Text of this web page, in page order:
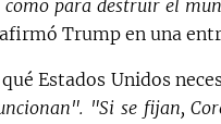
para destruir el
Trump en una
Estados Unidos
"Si se fijan,